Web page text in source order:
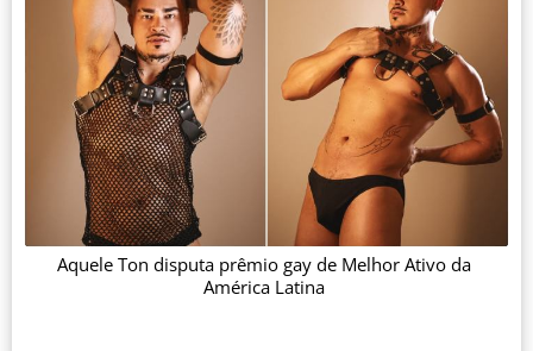
Aquele Ton disputa prêmio gay de Melhor Ativo da
América Latina